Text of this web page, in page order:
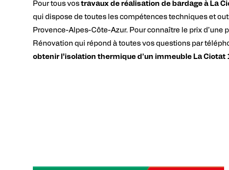
Pour tous vostravaux de réalisation de bardage à La
qui dispose de toutes les compétences techniques et
Provence-Alpes-Côte-Azur. Pour connaître le prix
Rénovation qui répond à toutes vos questions par
obtenir l’isolation thermique d'un immeuble La Ciotat